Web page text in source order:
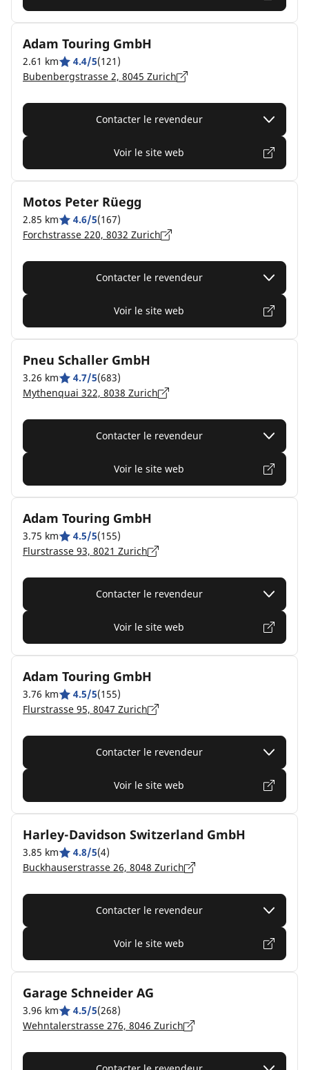
Adam Touring GmbH
2.61 km 4.4/5(121)
Bubenbergstrasse 2, 8045 Zurich
Contacter le revendeur
Voir le site web
Motos Peter Rüegg
2.85 km 4.6/5(167)
Forchstrasse 220, 8032 Zurich
Contacter le revendeur
Voir le site web
Pneu Schaller GmbH
3.26 km 4.7/5(683)
Mythenquai 322, 8038 Zurich
Contacter le revendeur
Voir le site web
Adam Touring GmbH
3.75 km 4.5/5(155)
Flurstrasse 93, 8021 Zurich
Contacter le revendeur
Voir le site web
Adam Touring GmbH
3.76 km 4.5/5(155)
Flurstrasse 95, 8047 Zurich
Contacter le revendeur
Voir le site web
Harley-Davidson Switzerland GmbH
3.85 km 4.8/5(4)
Buckhauserstrasse 26, 8048 Zurich
Contacter le revendeur
Voir le site web
Garage Schneider AG
3.96 km 4.5/5(268)
Wehntalerstrasse 276, 8046 Zurich